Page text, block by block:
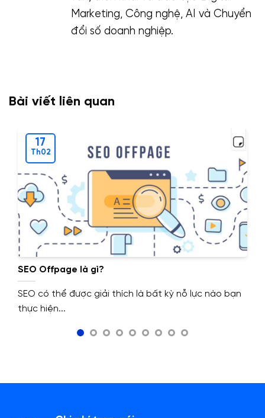
Marketing, Công nghệ, AI và Chuyển
đổi số doanh nghiệp.
Bài viết liên quan
SEO Offpage là gì?
SEO có thể được giải thích là bất kỳ nỗ lực nào bạn
thực hiện...
17
Th02